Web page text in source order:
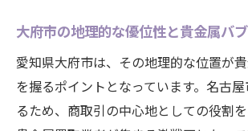
法
た影響を解明
世界市場と連動する大府市の
大府市の地理的な優位性と貴金属バ
愛知県大府市は、その地理的な位置が
を握るポイントとなっています。名古
るため、商取引の中心地としての役割